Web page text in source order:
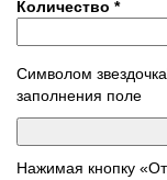
Количество *
Символом
заполнения поле
Нажимая кнопку